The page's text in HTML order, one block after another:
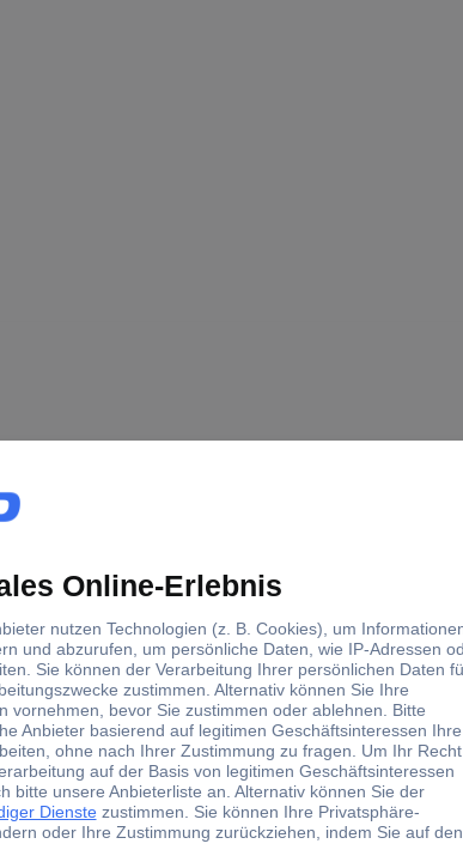
Druckluft-Kompressor
2
2200 W
420 l/min
10 bar